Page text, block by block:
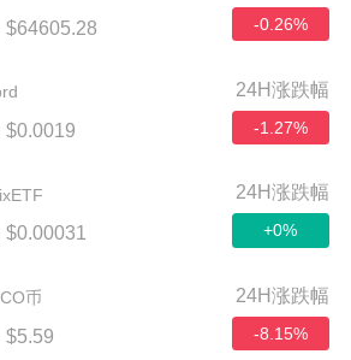
$64605.28 -0.26%
$0.0019
24H涨跌幅
-1.27%
24H涨跌幅
+0%
币
$5.59
24H涨跌幅
-8.15%